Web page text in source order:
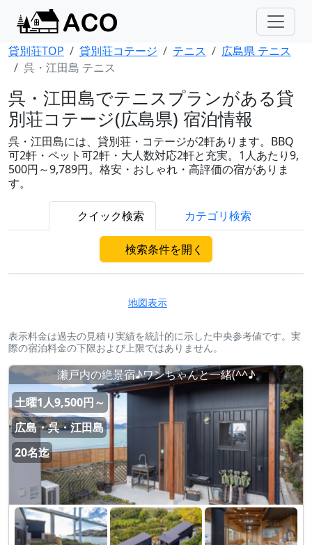
貸別荘TOP 貸別荘コテージ テニス
広島県 テニス
呉・江田島 テニス
呉・江田島でテニスプランがある貸
別荘コテージ(広島県) 宿泊情報
呉・江田島には、貸別荘・コテージが2軒あります。BBQ
可2軒・ペット可2軒・大人数対応2軒と充実。1人あたり9,
500円～9,789円。格安・おしゃれ・高評価の宿がありま
す。
クイック検索 カテゴリ検索
検索条件を開く
地図表示
表示料金は過去の見積り実績を統計的に示した中央参考値です。実
際の宿泊料金の下限および上限ではありません。
瀬戸内の絶景宿♪ワンちゃんと一緒(^^♪
土曜1人9,500円～
広島・呉・江田島
20名迄